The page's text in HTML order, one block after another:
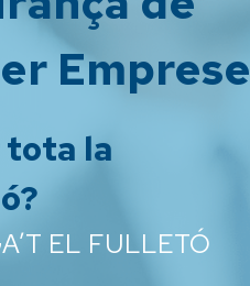
la
EL FULLETÓ